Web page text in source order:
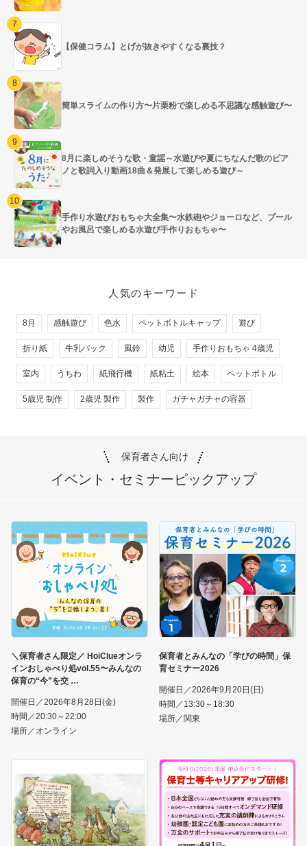
【保健コラム】とげが抜きやすくなる裏技？
簡単スライムの作り方〜片栗粉で楽しめる不思議な感触遊び〜
8月に楽しめそうな歌・童謡～水遊びや夏にちなんだ歌のピア
ノと歌詞入り動画18曲＆発展して楽しめる遊び～
手作り水遊びおもちゃ大全集〜水鉄砲やジョーロなど、プール
やお風呂で楽しめる水遊び手作りおもちゃ〜
人気のキーワード
8月 感触遊び 色水 ペットボトルキャップ 遊び
折り紙 牛乳パック 風鈴 幼児 手作りおもちゃ 4歳児
室内 うちわ 紙飛行機 紙粘土 絵本 ペットボトル
5歳児 制作 2歳児 製作 製作 ガチャガチャの容器
保育者さん向け
イベント・セミナーピックアップ
＼保育者さん限定／ HoiClueオンラ
インおしゃべり処vol.55〜みんなの
保育の“今”を交
開催日／2026年8月28日(金)
時間／20:30～22:00
場所／オンライン
保育者とみんなの「学びの時間」保
育セミナー2026
開催日／2026年9月20日(日)
時間／13:30～18:30
場所／関東